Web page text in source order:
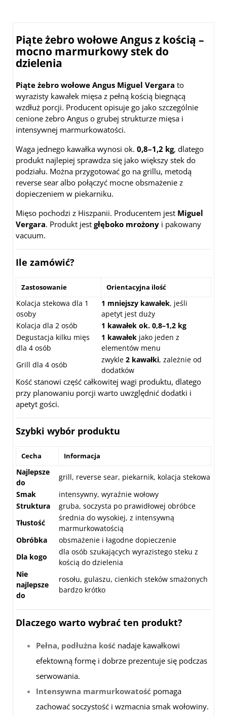
Piąte żebro wołowe Angus z kością –
mocno marmurkowy stek do
dzielenia
Piąte żebro wołowe Angus Miguel Vergara to
wyrazisty kawałek mięsa z pełną kością biegnącą
wzdłuż porcji. Producent opisuje go jako szczególnie
cenione żebro Angus o grubej strukturze mięsa i
intensywnej marmurkowatości.
Waga jednego kawałka wynosi ok. 0,8–1,2 kg, dlatego
produkt najlepiej sprawdza się jako większy stek do
podziału. Można przygotować go na grillu, metodą
reverse sear albo połączyć mocne obsmażenie z
dopieczeniem w piekarniku.
Mięso pochodzi z Hiszpanii. Producentem jest Miguel
Vergara. Produkt jest głęboko mrożony i pakowany
vacuum.
Ile zamówić?
Zastosowanie Orientacyjna ilość
Kolacja stekowa dla 1
osoby
1 mniejszy kawałek, jeśli
apetyt jest duży
Kolacja dla 2 osób
1 kawałek ok. 0,8–1,2 kg
Degustacja kilku mięs
dla 4 osób
1 kawałek jako jeden z
elementów menu
Grill dla 4 osób
zwykle 2 kawałki, zależnie od
dodatków
Kość stanowi część całkowitej wagi produktu, dlatego
przy planowaniu porcji warto uwzględnić dodatki i
apetyt gości.
Szybki wybór produktu
Cecha Informacja
Najlepsze
do
grill, reverse sear, piekarnik, kolacja stekowa
Smak
intensywny, wyraźnie wołowy
Struktura
gruba, soczysta po prawidłowej obróbce
Tłustość
średnia do wysokiej, z intensywną
marmurkowatością
Obróbka
obsmażenie i łagodne dopieczenie
Dla kogo
dla osób szukających wyrazistego steku z
kością do dzielenia
Nie
najlepsze
do
rosołu, gulaszu, cienkich steków smażonych
bardzo krótko
Dlaczego warto wybrać ten produkt?
Pełna, podłużna kość nadaje kawałkowi
efektowną formę i dobrze prezentuje się podczas
serwowania.
Intensywna marmurkowatość pomaga
zachować soczystość i wzmacnia smak wołowiny.